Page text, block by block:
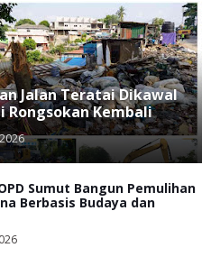
Jalan Teratai Dikawal
Rongsokan Kembali
Sumut Bangun Pemulihan
Berbasis Budaya dan